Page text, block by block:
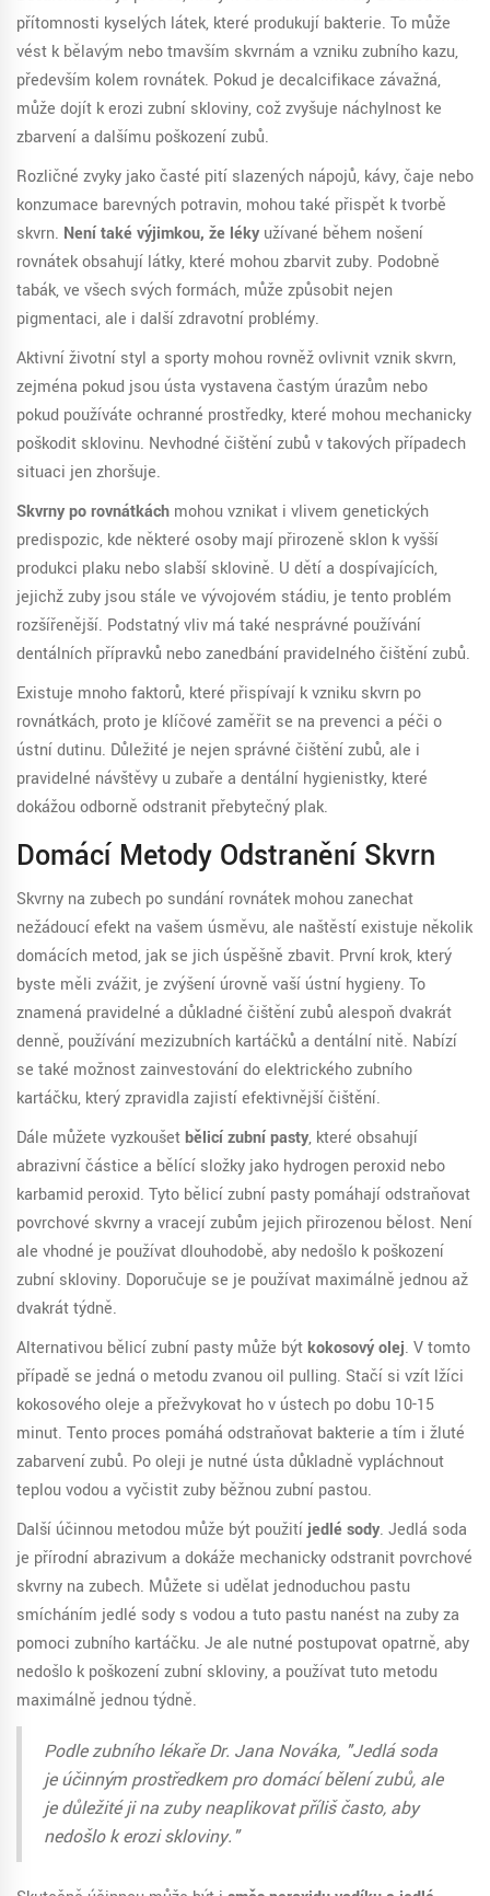
přítomnosti kyselých látek, které produkují bakterie. To může
vést k bělavým nebo tmavším skvrnám a vzniku zubního kazu,
především kolem rovnátek. Pokud je decalcifikace závažná,
může dojít k erozi zubní skloviny, což zvyšuje náchylnost ke
zbarvení a dalšímu poškození zubů.
Rozličné zvyky jako časté pití slazených nápojů, kávy, čaje nebo
konzumace barevných potravin, mohou také přispět k tvorbě
skvrn. Není také výjimkou, že léky užívané během nošení
rovnátek obsahují látky, které mohou zbarvit zuby. Podobně
tabák, ve všech svých formách, může způsobit nejen
pigmentaci, ale i další zdravotní problémy.
Aktivní životní styl a sporty mohou rovněž ovlivnit vznik skvrn,
zejména pokud jsou ústa vystavena častým úrazům nebo
pokud používáte ochranné prostředky, které mohou mechanicky
poškodit sklovinu. Nevhodné čištění zubů v takových případech
situaci jen zhoršuje.
Skvrny po rovnátkách mohou vznikat i vlivem genetických
predispozic, kde některé osoby mají přirozeně sklon k vyšší
produkci plaku nebo slabší sklovině. U dětí a dospívajících,
jejichž zuby jsou stále ve vývojovém stádiu, je tento problém
rozšířenější. Podstatný vliv má také nesprávné používání
dentálních přípravků nebo zanedbání pravidelného čištění zubů.
Existuje mnoho faktorů, které přispívají k vzniku skvrn po
rovnátkách, proto je klíčové zaměřit se na prevenci a péči o
ústní dutinu. Důležité je nejen správné čištění zubů, ale i
pravidelné návštěvy u zubaře a dentální hygienistky, které
dokážou odborně odstranit přebytečný plak.
Domácí Metody Odstranění Skvrn
Skvrny na zubech po sundání rovnátek mohou zanechat
nežádoucí efekt na vašem úsměvu, ale naštěstí existuje několik
domácích metod, jak se jich úspěšně zbavit. První krok, který
byste měli zvážit, je zvýšení úrovně vaší ústní hygieny. To
znamená pravidelné a důkladné čištění zubů alespoň dvakrát
denně, používání mezizubních kartáčků a dentální nitě. Nabízí
se také možnost zainvestování do elektrického zubního
kartáčku, který zpravidla zajistí efektivnější čištění.
Dále můžete vyzkoušetbělicí zubní pasty, které obsahují
abrazivní částice a bělící složky jako hydrogen peroxid nebo
karbamid peroxid. Tyto bělicí zubní pasty pomáhají odstraňovat
povrchové skvrny a vracejí zubům jejich přirozenou bělost. Není
ale vhodné je používat dlouhodobě, aby nedošlo k poškození
zubní skloviny. Doporučuje se je používat maximálně jednou až
dvakrát týdně.
Alternativou bělicí zubní pasty může býtkokosový olej. V tomto
případě se jedná o metodu zvanou oil pulling. Stačí si vzít lžíci
kokosového oleje a přežvykovat ho v ústech po dobu 10-15
minut. Tento proces pomáhá odstraňovat bakterie a tím i žluté
zabarvení zubů. Po oleji je nutné ústa důkladně vypláchnout
teplou vodou a vyčistit zuby běžnou zubní pastou.
Další účinnou metodou může být použití jedlé sody. Jedlá soda
je přírodní abrazivum a dokáže mechanicky odstranit povrchové
skvrny na zubech. Můžete si udělat jednoduchou pastu
smícháním jedlé sody s vodou a tuto pastu nanést na zuby za
pomoci zubního kartáčku. Je ale nutné postupovat opatrně, aby
nedošlo k poškození zubní skloviny, a používat tuto metodu
maximálně jednou týdně.
Podle zubního lékaře Dr. Jana Nováka, "Jedlá soda
je účinným prostředkem pro domácí bělení zubů, ale
je důležité ji na zuby neaplikovat příliš často, aby
nedošlo k erozi skloviny."